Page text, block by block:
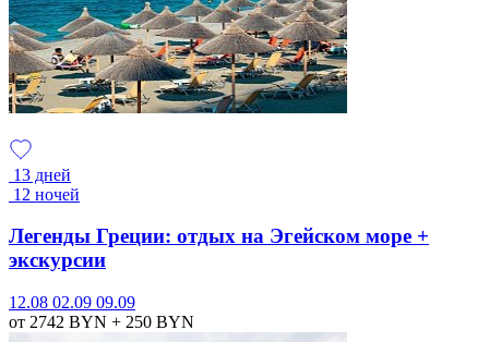
13 дней
12 ночей
Легенды Греции: отдых на Эгейском море +
экскурсии
12.08 02.09 09.09
от 2742 BYN + 250 BYN